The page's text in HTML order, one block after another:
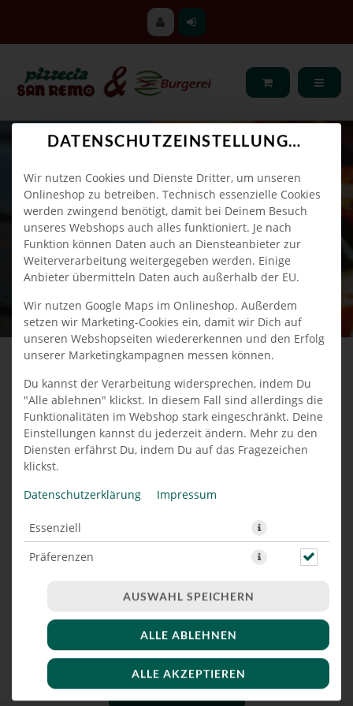
DATENSCHUTZEINSTELLUNGEN
Wir nutzen Cookies und Dienste Dritter, um unseren
Onlineshop zu betreiben. Technisch essenzielle Cookies
werden zwingend benötigt, damit bei Deinem Besuch
unseres Webshops auch alles funktioniert. Je nach
Funktion können Daten auch an Diensteanbieter zur
Weiterverarbeitung weitergegeben werden. Einige
Anbieter übermitteln Daten auch außerhalb der EU.
Wir nutzen Google Maps im Onlineshop. Außerdem
setzen wir Marketing-Cookies ein, damit wir Dich auf
unseren Webshopseiten wiedererkennen und den Erfolg
unserer Marketingkampagnen messen können.
Du kannst der Verarbeitung widersprechen, indem Du
"Alle ablehnen" klickst. In diesem Fall sind allerdings die
Funktionalitäten im Webshop stark eingeschränkt. Deine
Einstellungen kannst du jederzeit ändern. Mehr zu den
Diensten erfährst Du, indem Du auf das Fragezeichen
klickst.
Datenschutzerklärung
Impressum
Essenziell
Präferenzen
AUSWAHL SPEICHERN
ALLE ABLEHNEN
ALLE AKZEPTIEREN
PIZZA FUNGHI 28 CM
mit Champignons